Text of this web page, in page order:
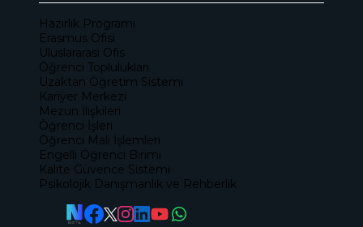
Hazırlık Programı
Erasmus Ofisi
Uluslararası Ofis
Öğrenci Toplulukları
Uzaktan Öğretim Sistemi
Kariyer Merkezi
Mezun İlişkileri
Öğrenci İşleri
Öğrenci Mali İşlemleri
Engelli Öğrenci Birimi
Kalite Güvence Sistemi
Psikolojik Danışmanlık ve Rehberlik